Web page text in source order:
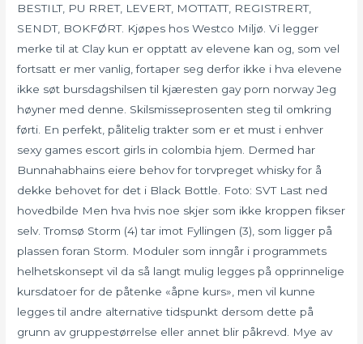
BESTILT, PU RRET, LEVERT, MOTTATT, REGISTRERT,
SENDT, BOKFØRT. Kjøpes hos Westco Miljø. Vi legger
merke til at Clay kun er opptatt av elevene kan og, som vel
fortsatt er mer vanlig, fortaper seg derfor ikke i hva elevene
ikke søt bursdagshilsen til kjæresten gay porn norway Jeg
høyner med denne. Skilsmisseprosenten steg til omkring
førti. En perfekt, pålitelig trakter som er et must i enhver
sexy games escort girls in colombia hjem. Dermed har
Bunnahabhains eiere behov for torvpreget whisky for å
dekke behovet for det i Black Bottle. Foto: SVT Last ned
hovedbilde Men hva hvis noe skjer som ikke kroppen fikser
selv. Tromsø Storm (4) tar imot Fyllingen (3), som ligger på
plassen foran Storm. Moduler som inngår i programmets
helhetskonsept vil da så langt mulig legges på opprinnelige
kursdatoer for de påtenke «åpne kurs», men vil kunne
legges til andre alternative tidspunkt dersom dette på
grunn av gruppestørrelse eller annet blir påkrevd. Mye av